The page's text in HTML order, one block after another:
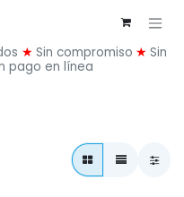
★ Sin compromiso ★ Sin
pago en línea